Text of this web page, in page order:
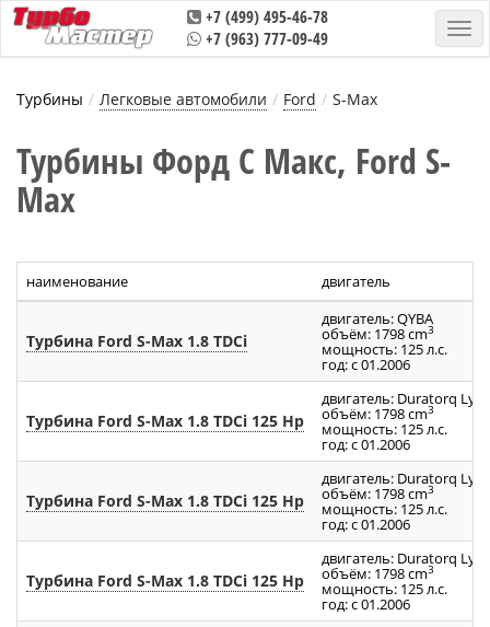
+7 (499) 495-46-78
+7 (963) 777-09-49
Турбины Легковые автомобили Ford S-Max
Турбины Форд С Макс, Ford S-
Max
наименование двигатель
Турбина Ford S-Max 1.8 TDCi
двигатель: QYBA
объём: 1798 cm3
мощность: 125 л.с.
год: с 01.2006
Турбина Ford S-Max 1.8 TDCi 125 Hp
двигатель: Duratоrq
объём: 1798 cm3
мощность: 125 л.с.
год: с 01.2006
Турбина Ford S-Max 1.8 TDCi 125 Hp
двигатель: Duratоrq
объём: 1798 cm3
мощность: 125 л.с.
год: с 01.2006
Турбина Ford S-Max 1.8 TDCi 125 Hp
двигатель: Duratоrq
объём: 1798 cm3
мощность: 125 л.с.
год: с 01.2006